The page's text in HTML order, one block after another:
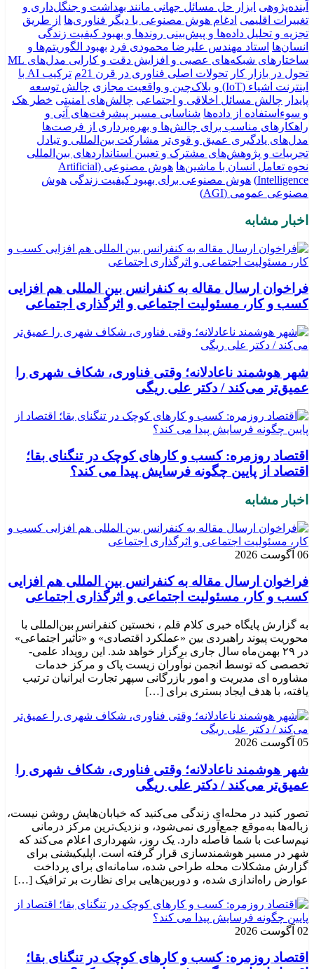
آینده‌پژوهی ابزار حل مسائل جهانی مانند بهداشت و جنگل‌داری و
تغییرات اقلیمی ادغام هوش مصنوعی با دیگر فناوری‌ها از طریق
تجزیه و تحلیل داده‌ها و پیش‌بینی روندها و بهبود کیفیت زندگی
انسان‌ها استاد مهندس علیرضا محمودی فرد بهبود الگوریتم‌ها و
ساختارهای شبکه‌های عصبی و افزایش دقت و کارایی مدل‌های ML
تحول در بازار کار تحولات اصلی فناوری در قرن 21م
ترکیب AI با
اینترنت اشیاء (IoT) و بلاک‌چین و واقعیت مجازی
چالش توسعه
پایدار چالش مسائل اخلاقی و اجتماعی چالش‌های امنیتی خطر هک
و سوءاستفاده از داده‌ها شناسایی مسیر پیشرفت‌های آتی و
راهکارهای مناسب برای چالش‌ها و بهره‌برداری از فرصت‌ها
مدل‌های یادگیری عمیق و قوی‌تر مشارکت بین‌المللی و تبادل
تجربیات و پژوهش‌های مشترک و تعیین استانداردهای بین‌المللی
نحوه تعامل انسان با ماشین‌ها
هوش مصنوعی (Artificial
Intelligence) هوش مصنوعی برای بهبود کیفیت زندگی هوش
مصنوعی عمومی (AGI)
اخبار مشابه
فراخوان ارسال مقاله به کنفرانس بین المللی هم افزایی
کسب و کار، مسئولیت اجتماعی و اثرگذاری اجتماعی
شهر هوشمند ناعادلانه؛ وقتی فناوری، شکاف شهری را
عمیق‌تر می‌کند / دکتر علی ریگی
اقتصاد روزمره: کسب‌ و کارهای کوچک در تنگنای بقا؛
اقتصاد از پایین چگونه فرسایش پیدا می کند؟
اخبار مشابه
06 آگوست 2026
فراخوان ارسال مقاله به کنفرانس بین المللی هم افزایی
کسب و کار، مسئولیت اجتماعی و اثرگذاری اجتماعی
به گزارش پایگاه خبری کلام قلم ، نخستین کنفرانس بین‌المللی با
محوریت پیوند راهبردی بین «عملکرد اقتصادی» و «تأثیر اجتماعی»
در ۲۹ بهمن‌ماه سال جاری برگزار خواهد شد. این رویداد علمی-
تخصصی که توسط انجمن نوآوران زیست پاک و مرکز خدمات
مشاوره ای مدیریت و امور بازرگانی سپهر تجارت ایرانیان ترتیب
یافته، با هدف ایجاد بستری برای […]
05 آگوست 2026
شهر هوشمند ناعادلانه؛ وقتی فناوری، شکاف شهری را
عمیق‌تر می‌کند / دکتر علی ریگی
تصور کنید در محله‌ای زندگی می‌کنید که خیابان‌هایش روشن نیست،
زباله‌ها به‌موقع جمع‌آوری نمی‌شود، و نزدیک‌ترین مرکز درمانی
نیم‌ساعت با شما فاصله دارد. یک روز، شهرداری اعلام می‌کند که
شهر در مسیر هوشمندسازی قرار گرفته است. اپلیکیشنی برای
گزارش مشکلات محله طراحی شده، سامانه‌ای برای پرداخت
عوارض راه‌اندازی شده، و دوربین‌هایی برای نظارت بر ترافیک […]
02 آگوست 2026
اقتصاد روزمره: کسب‌ و کارهای کوچک در تنگنای بقا؛